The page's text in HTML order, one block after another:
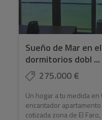
Sueño de Mar en
dormitorios dobl ...
275.000 €
Un hogar a tu medida
encantador
cotizada zona de El